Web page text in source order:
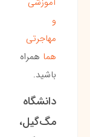
و
مهاجرتی
هما همراه
باشید.
دانشگاه
مگ‌گیل،